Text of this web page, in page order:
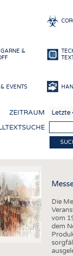
&
EVENTS
ZEITRAUM
r
a
f
i
k
P
i
x
a
b
a
y
,
T
h
a
n
h
N
g
u
y
e
n
S
l
Die
vom
dem